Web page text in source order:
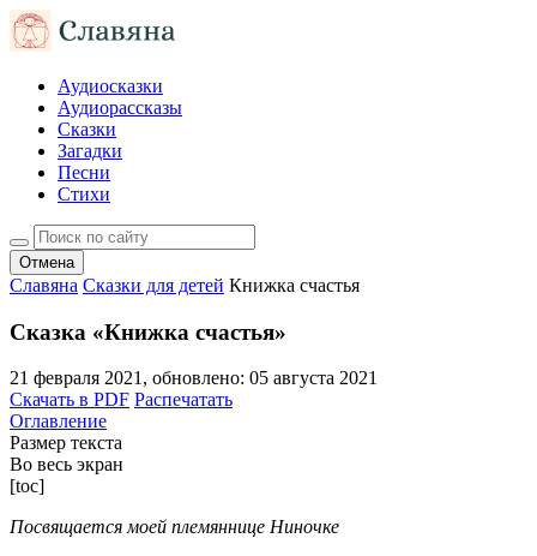
Аудиосказки
Аудиорассказы
Сказки
Загадки
Песни
Стихи
Отмена
Славяна Сказки для детей Книжка счастья
Сказка «Книжка счастья»
21 февраля 2021, обновлено: 05 августа 2021
Скачать в PDF Распечатать
Оглавление
Размер текста
Во весь экран
[toc]
Посвящается моей племяннице Ниночке